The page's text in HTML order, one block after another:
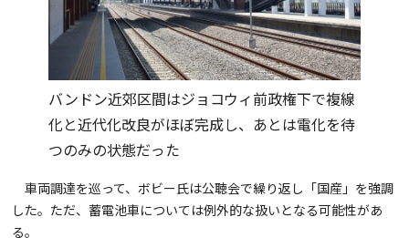
バンドン近郊区間はジョコウィ前政権下で複線
化と近代化改良がほぼ完成し、あとは電化を待
つのみの状態だった
車両調達を巡って、ボビー氏は公聴会で繰り返し「国産」を強調
した。ただ、蓄電池車については例外的な扱いとなる可能性があ
る。